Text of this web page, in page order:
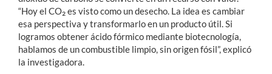
“Hoy el CO₂ es visto como un desecho. La idea es cambiar
esa perspectiva y transformarlo en un producto útil. Si
logramos obtener ácido fórmico mediante biotecnología,
hablamos de un combustible limpio, sin origen fósil”, explicó
la investigadora.